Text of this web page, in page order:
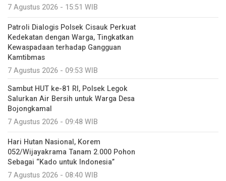
7 Agustus 2026 - 15:51 WIB
Patroli Dialogis Polsek Cisauk Perkuat
Kedekatan dengan Warga, Tingkatkan
Kewaspadaan terhadap Gangguan
Kamtibmas
7 Agustus 2026 - 09:53 WIB
Sambut HUT ke-81 RI, Polsek Legok
Salurkan Air Bersih untuk Warga Desa
Bojongkamal
7 Agustus 2026 - 09:48 WIB
Hari Hutan Nasional, Korem
052/Wijayakrama Tanam 2.000 Pohon
Sebagai “Kado untuk Indonesia”
7 Agustus 2026 - 08:40 WIB